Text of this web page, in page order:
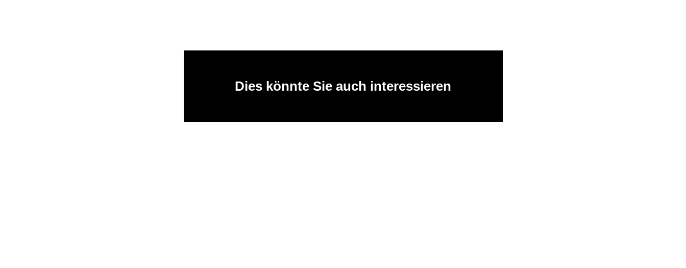
Dies könnte Sie auch interessieren